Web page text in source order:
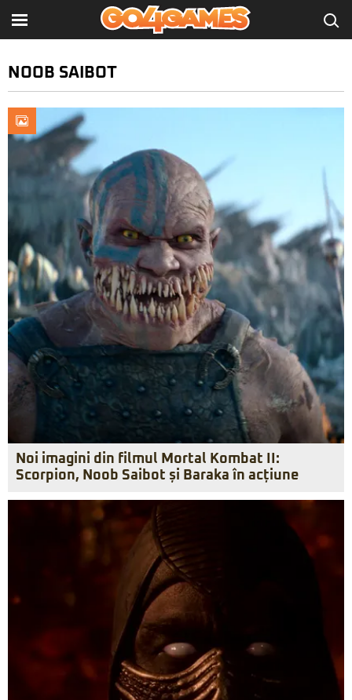
NOOB SAIBOT
Noi imagini din filmul Mortal Kombat II:
Scorpion, Noob Saibot și Baraka în acțiune